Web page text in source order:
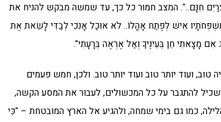
חִנָּם..". המצב חמור כל כך, עד שמשה מבקש להניח את
אִישׁ לְפֶתַח אָהֳלוֹ.. לֹא אוּכַל אָנֹכִי לְבַדִּי לָשֵׂאת אֶת
מָצָאתִי חֵן בְּעֵינֶיךָ וְאַל אֶרְאֶה בְּרָעָתִי".
ועוד יותר טוב ועוד יותר טוב. ולכן, חמש פעמים
להתגבר על כל המכשולים, לעבור את המסע הקשה,
כמו גם בימי שמחה, ולהגיע אל הארץ המובטחת – "כִּי